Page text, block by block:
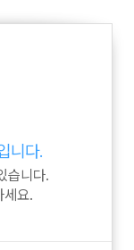
니다.
습니다.
세요.